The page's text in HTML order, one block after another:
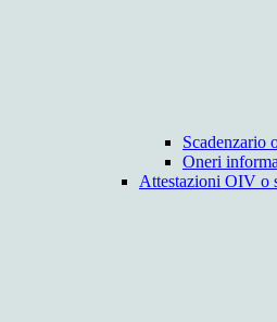
Scadenzario
Oneri
Attestazioni OIV o